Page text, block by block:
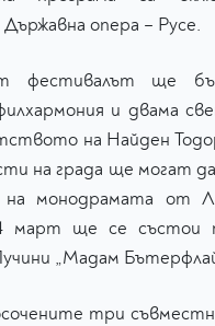
опера – Русе.
фестивалът ще
и двама
на Найден
на града ще могат
на монодрамата от
март ще се състои
„Мадам
три